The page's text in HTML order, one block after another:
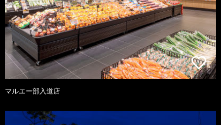
マルエー部入道店